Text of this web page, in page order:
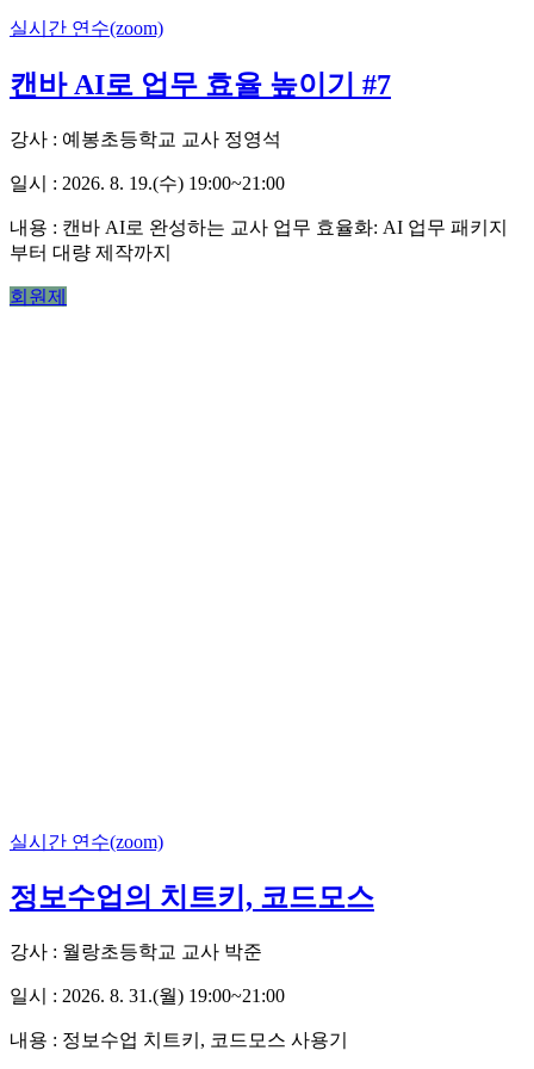
실시간 연수(zoom)
캔바 AI로 업무 효율 높이기 #7
강사 : 예봉초등학교 교사 정영석
일시 : 2026. 8. 19.(수) 19:00~21:00
내용 : 캔바 AI로 완성하는 교사 업무 효율화: AI 업무 패키지
부터 대량 제작까지
회원제
실시간 연수(zoom)
정보수업의 치트키, 코드모스
강사 : 월랑초등학교 교사 박준
일시 : 2026. 8. 31.(월) 19:00~21:00
내용 : 정보수업 치트키, 코드모스 사용기